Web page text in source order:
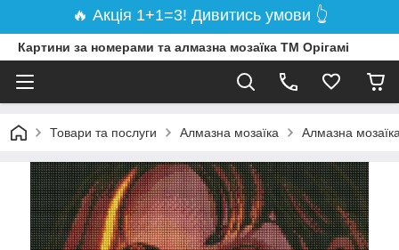
🔥 Акція 1+1=3! Дивитись умови 👆
Картини за номерами та алмазна мозаїка ТМ Орігамі
Товари та послуги Алмазна мозаїка Алмазна